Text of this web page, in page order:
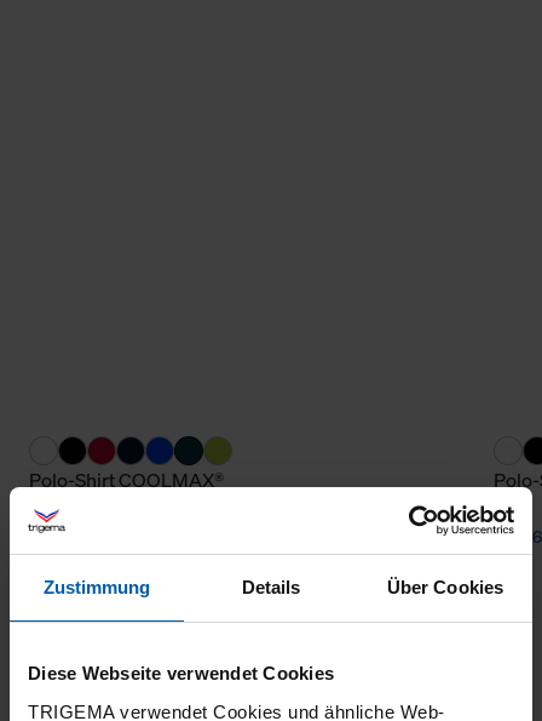
Zustimmung Details Über Cookies
Diese Webseite verwendet Cookies
TRIGEMA verwendet Cookies und ähnliche Web-
Polo-Shirt COOLMAX®
from 65,80 € from